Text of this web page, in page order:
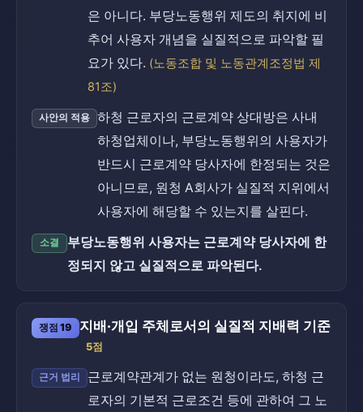
은 아니다. 부당노동행위 제도의 취지에 비
추어 사용자 개념을 실질적으로 파악할 필
요가 있다. (노동조합 및 노동관계조정법 제
81조)
사안의 적용
하청 근로자의 근로계약 상대방은 사내
하청업체이나, 부당노동행위의 사용자가
반드시 근로계약 당사자에 한정되는 것은
아니므로, 원청 A회사가 실질적 지위에서
사용자에 해당할 수 있는지를 살핀다.
소결
부당노동행위 사용자는 근로계약 당사자에 한
정되지 않고 실질적으로 파악된다.
쟁점 19 지배·개입 주체로서의 실질적 지배력 기준
5점
근거 법리
근로계약관계가 없는 원청이라도, 하청 근
로자의 기본적 근로조건 등에 관하여 그 노